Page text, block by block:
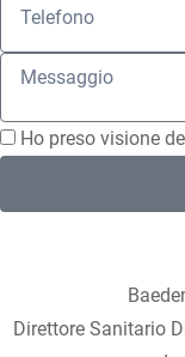
Ho preso visione
Direttore Sanitario